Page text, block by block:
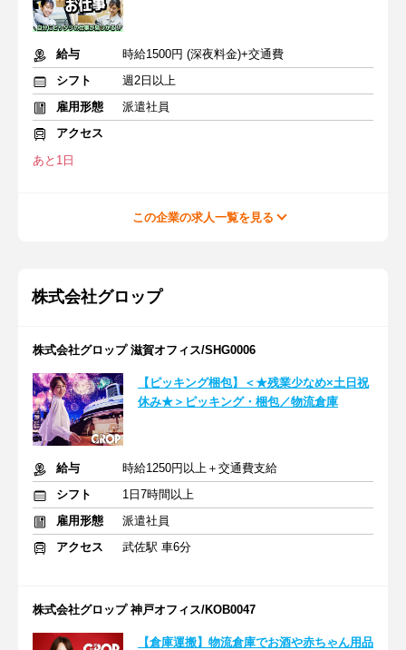
給与
時給1500円 (深夜料金)+交通費
シフト
週2日以上
雇用形態
派遣社員
アクセス
あと1日
この企業の求人一覧を見る
株式会社グロップ
株式会社グロップ 滋賀オフィス/SHG0006
【ピッキング梱包】＜★残業少なめ×土日祝
休み★＞ピッキング・梱包／物流倉庫
給与
時給1250円以上＋交通費支給
シフト
1日7時間以上
雇用形態
派遣社員
アクセス
武佐駅 車6分
株式会社グロップ 神戸オフィス/KOB0047
【倉庫運搬】物流倉庫でお酒や赤ちゃん用品